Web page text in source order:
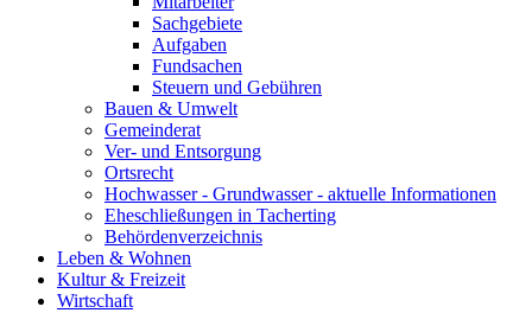
Sachgebiete
Aufgaben
Fundsachen
Steuern und Gebühren
Bauen & Umwelt
Gemeinderat
Ver- und Entsorgung
Ortsrecht
Hochwasser - Grundwasser - aktuelle Informationen
Eheschließungen in Tacherting
Behördenverzeichnis
Leben & Wohnen
Kultur & Freizeit
Wirtschaft